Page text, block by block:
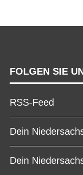
FOLGEN SIE
RSS-Feed
Dein
Dein